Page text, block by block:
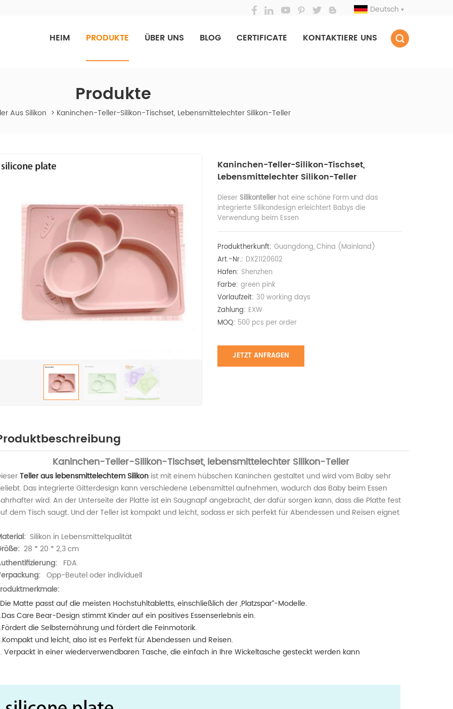
Deutsch
HEIM PRODUKTE ÜBER UNS BLOG CERTIFICATE KONTAKTIERE UNS
Produkte
Aus Silikon > Kaninchen-Teller-Silikon-Tischset, Lebensmittelechter Silikon-Teller
Kaninchen-Teller-Silikon-Tischset,
Lebensmittelechter Silikon-Teller
Dieser Silikonteller hat eine schöne Form und das
integrierte Silikondesign erleichtert Babys die
Verwendung beim Essen
Produktherkunft: Guangdong, China (Mainland)
Art.-Nr.: DX21120602
Hafen: Shenzhen
Farbe: green pink
Vorlaufzeit: 30 working days
Zahlung: EXW
MOQ: 500 pcs per order
JETZT ANFRAGEN
Kaninchen-Teller-Silikon-Tischset, lebensmittelechter Silikon-Teller
Teller aus lebensmittelechtem Silikon ist mit einem hübschen Kaninchen gestaltet und wird vom Baby sehr
Das integrierte Gitterdesign kann verschiedene Lebensmittel aufnehmen, wodurch das Baby beim Essen
wird. An der Unterseite der Platte ist ein Saugnapf angebracht, der dafür sorgen kann, dass die Platte fest
dem Tisch saugt. Und der Teller istkompakt und leicht, sodass er sich perfekt für Abendessen und Reisen eignet
Silikon in Lebensmittelqualität
28 * 20 * 2,3 cm
FDA.
Opp-Beutel oder individuell
Matte passt auf die meisten Hochstuhltabletts, einschließlich der „Platzspar“-Modelle.
Care Bear-Design stimmt Kinder auf ein positives Essenserlebnis ein.
die Selbsternährung und fördert die Feinmotorik.
und leicht, also ist es Perfekt für Abendessen und Reisen.
Verpackt in einer wiederverwendbaren Tasche, die einfach in Ihre Wickeltasche gesteckt werden kann